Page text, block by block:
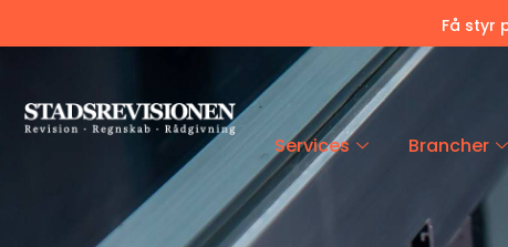
Få styr
Services Brancher